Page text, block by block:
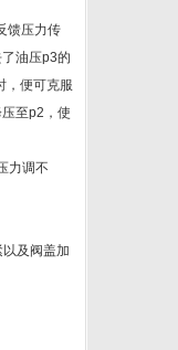
馈压力传
油压p3的
，便可克服
至p2，使
力调不
及阀盖加